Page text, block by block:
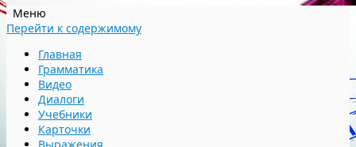
Меню
Перейти к содержимому
Главная
Грамматика
Видео
Диалоги
Учебники
Карточки